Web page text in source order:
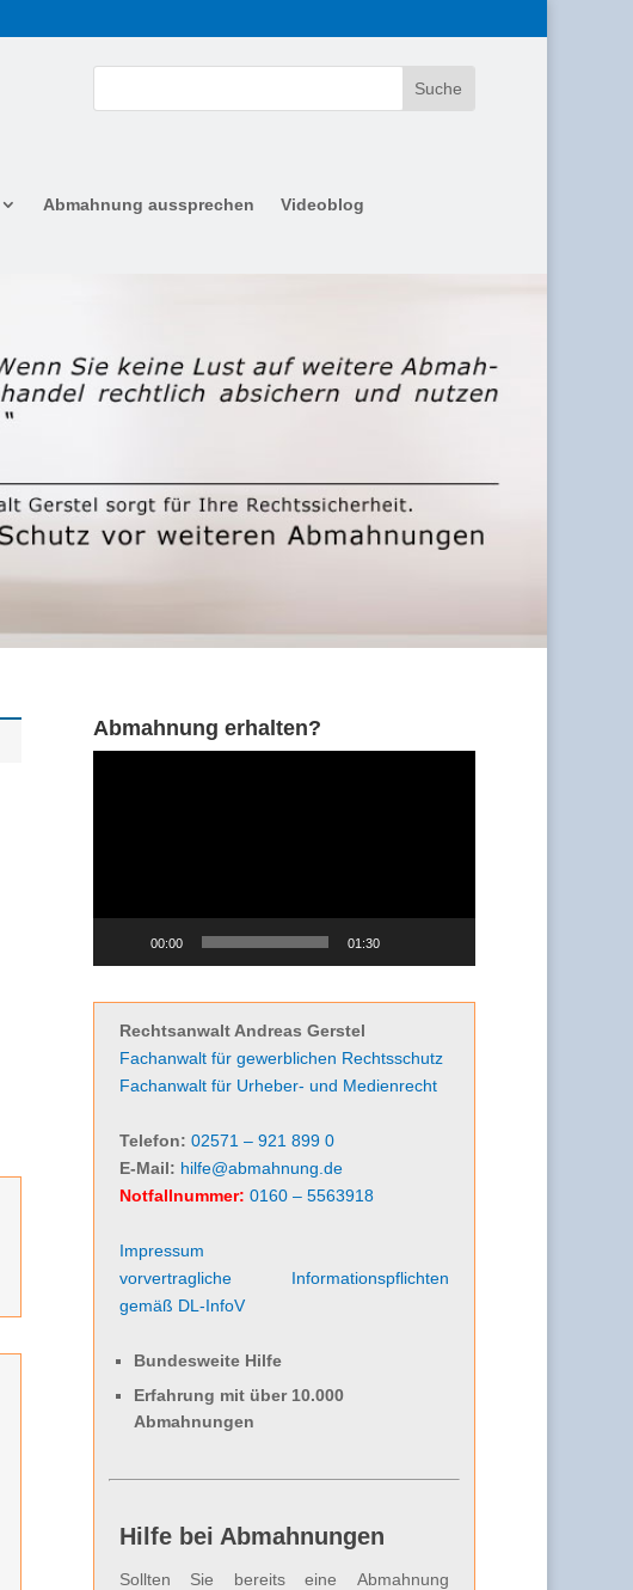
Abmahnung aussprechen
Videoblog
Abmahnung erhalten?
00:00 01:30
Rechtsanwalt Andreas Gerstel
Fachanwalt für gewerblichen Rechtsschutz
Fachanwalt für Urheber- und Medienrecht
Telefon: 02571 – 921 899 0
E-Mail: hilfe@abmahnung.de
Notfallnummer: 0160 – 5563918
Impressum
vorvertragliche Informationspflichten
gemäß DL-InfoV
Bundesweite Hilfe
Erfahrung mit über 10.000
Abmahnungen
Hilfe bei Abmahnungen
Sollten Sie bereits eine Abmahnung